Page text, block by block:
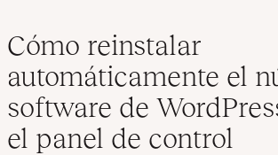
Cómo reinstalar
automáticamente el
software de
el panel de control